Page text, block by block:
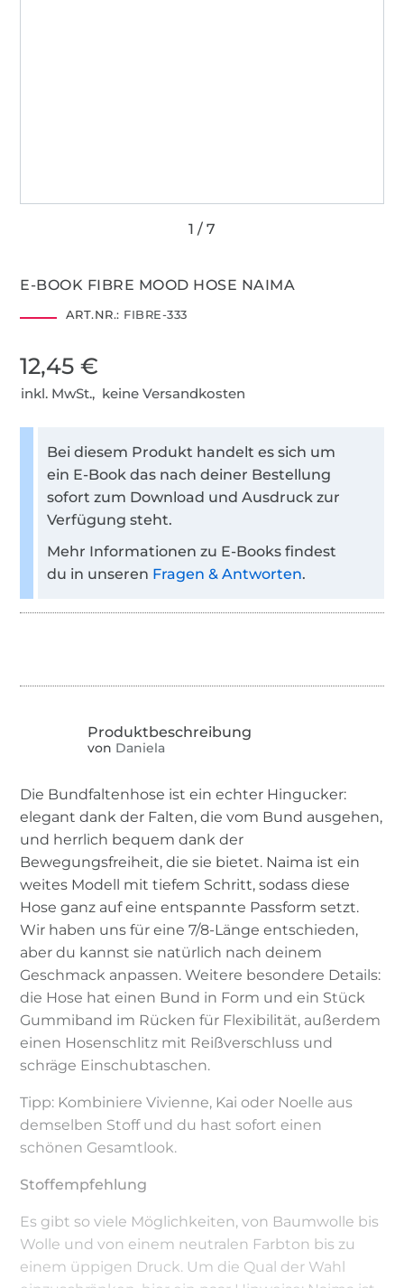
E-BOOK FIBRE MOOD HOSE NAIMA
ART.NR.: FIBRE-333
12,45 €
inkl. MwSt., keine Versandkosten
Bei diesem Produkt handelt es sich um
ein E-Book das nach deiner Bestellung
sofort zum Download und Ausdruck zur
Verfügung steht.
Mehr Informationen zu E-Books findest
du in unseren Fragen & Antworten.
von Daniela
Die Bundfaltenhose ist ein echter Hingucker:
elegant dank der Falten, die vom Bund ausgehen,
und herrlich bequem dank der
Bewegungsfreiheit, die sie bietet. Naima ist ein
weites Modell mit tiefem Schritt, sodass diese
Hose ganz auf eine entspannte Passform setzt.
Wir haben uns für eine 7/8-Länge entschieden,
aber du kannst sie natürlich nach deinem
Geschmack anpassen. Weitere besondere Details:
die Hose hat einen Bund in Form und ein Stück
Gummiband im Rücken für Flexibilität, außerdem
einen Hosenschlitz mit Reißverschluss und
schräge Einschubtaschen.
Tipp: Kombiniere Vivienne, Kai oder Noelle aus
demselben Stoff und du hast sofort einen
schönen Gesamtlook.
Stoffempfehlung
Es gibt so viele Möglichkeiten, von Baumwolle bis
Wolle und von einem neutralen Farbton bis zu
einem üppigen Druck. Um die Qual der Wahl